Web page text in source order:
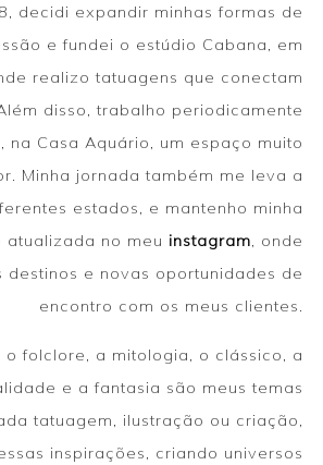
decidi expandir minhas formas de
e fundei o estúdio Cabana, em
realizo tatuagens que conectam
disso, trabalho periodicamente
na Casa Aquário, um espaço muito
Minha jornada também me leva a
estados, e mantenho minha
atualizada no meu instagram, onde
destinos e novas oportunidades de
encontro com os meus clientes.
o folclore, a mitologia, o clássico, a
e a fantasia são meus temas
tatuagem, ilustração ou criação,
inspirações, criando universos